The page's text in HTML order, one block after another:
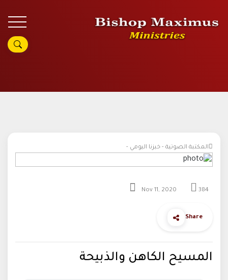
المكتبة الصوتية - خبزنا اليومي -
Nov 11, 2020 384
Share
المسيح الكاهن والذبيحة